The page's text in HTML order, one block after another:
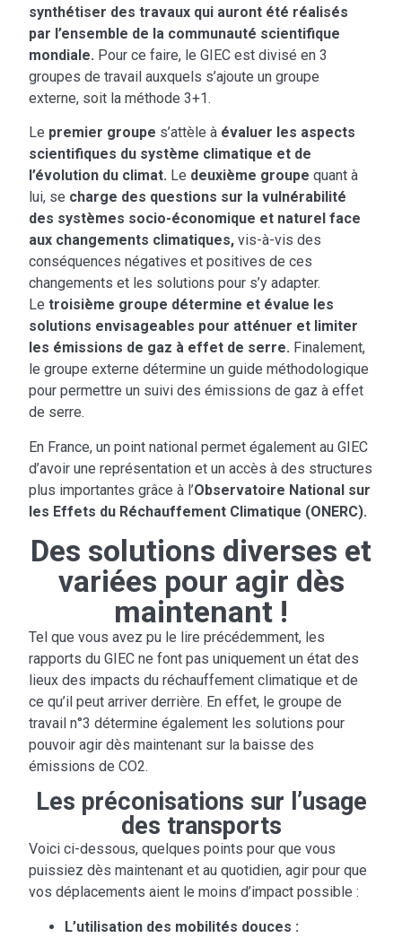
synthétiser des travaux qui auront été réalisés
par l’ensemble de la communauté scientifique
mondiale. Pour ce faire, le GIEC est divisé en 3
groupes de travail auxquels s’ajoute un groupe
externe, soit la méthode 3+1.
Le premier groupe s’attèle à évaluer les aspects
scientifiques du système climatique et de
l’évolution du climat. Le deuxième groupe quant à
lui, se charge des questions sur la vulnérabilité
des systèmes socio-économique et naturel face
aux changements climatiques, vis-à-vis des
conséquences négatives et positives de ces
changements et les solutions pour s’y adapter.
Letroisième groupe détermine et évalue les
solutions envisageables pour atténuer et limiter
les émissions de gaz à effet de serre. Finalement,
le groupe externe détermine un guide méthodologique
pour permettre un suivi des émissions de gaz à effet
de serre.
En France, un point national permet également au GIEC
d’avoir une représentation et un accès à des structures
plus importantes grâce à l’Observatoire National sur
les Effets du Réchauffement Climatique (ONERC).
Des solutions diverses et
variées pour agir dès
maintenant !
Tel que vous avez pu le lire précédemment, les
rapports du GIEC ne font pas uniquement un état des
lieux des impacts du réchauffement climatique et de
ce qu’il peut arriver derrière. En effet, le groupe de
travail n°3 détermine également les solutions pour
pouvoir agir dès maintenant sur la baisse des
émissions de CO2.
Les préconisations sur l’usage
des transports
Voici ci-dessous, quelques points pour que vous
puissiez dès maintenant et au quotidien, agir pour que
vos déplacements aient le moins d’impact possible :
L’utilisation des mobilités douces :